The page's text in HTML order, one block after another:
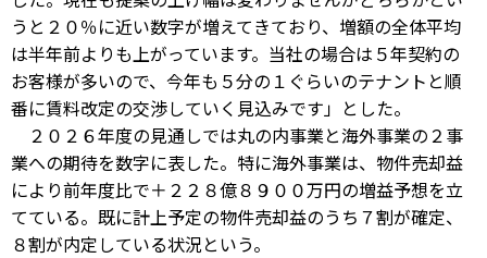
うと２０％に近い数字が増えてきており、増額の全体平均
は半年前よりも上がっています。当社の場合は５年契約の
お客様が多いので、今年も５分の１ぐらいのテナントと順
番に賃料改定の交渉していく見込みです」とした。
２０２６年度の見通しでは丸の内事業と海外事業の２事
業への期待を数字に表した。特に海外事業は、物件売却益
により前年度比で＋２２８億８９００万円の増益予想を立
てている。既に計上予定の物件売却益のうち７割が確定、
８割が内定している状況という。